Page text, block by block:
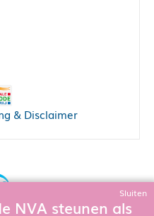
& Disclaimer
Sluiten
NVA steunen als